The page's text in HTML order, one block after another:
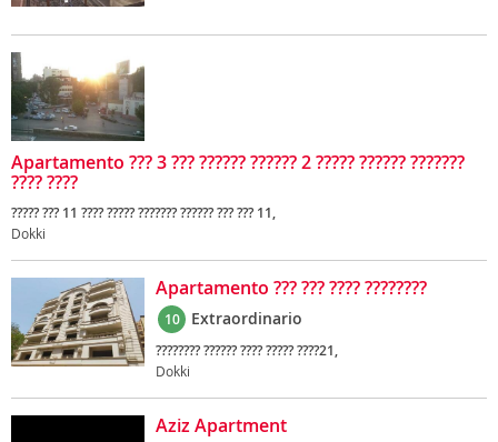
Apartamento ??? 3 ??? ?????? ?????? 2 ????? ?????? ???????
???? ????
????? ??? 11 ???? ????? ??????? ?????? ??? ??? 11,
Dokki
Apartamento ??? ??? ???? ????????
10 Extraordinario
???????? ?????? ???? ????? ????21,
Dokki
Aziz Apartment